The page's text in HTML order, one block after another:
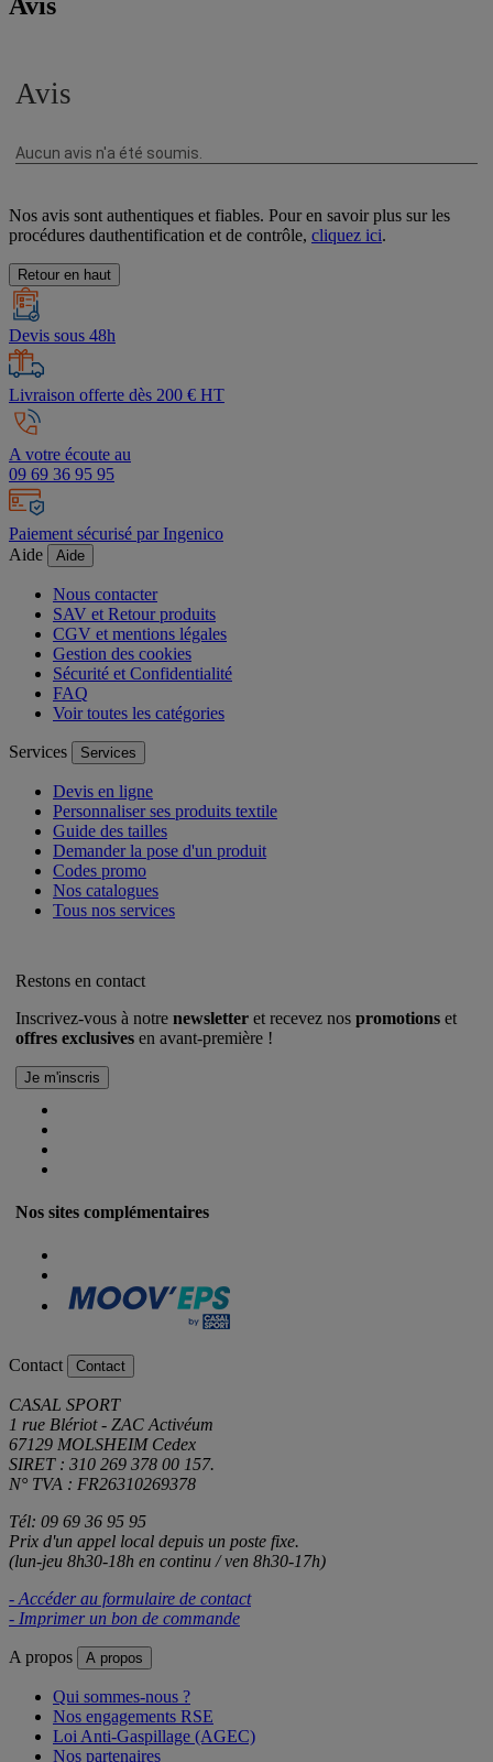
Avis
Nos avis sont authentiques et fiables. Pour en savoir plus sur les
procédures dauthentification et de contrôle, cliquez ici.
Retour en haut
Devis sous 48h
Livraison offerte dès 200 € HT
A votre écoute au
09 69 36 95 95
Paiement sécurisé par Ingenico
Aide
Aide
Nous contacter
SAV et Retour produits
CGV et mentions légales
Gestion des cookies
Sécurité et Confidentialité
FAQ
Voir toutes les catégories
Services Services
Devis en ligne
Personnaliser ses produits textile
Guide des tailles
Demander la pose d'un produit
Codes promo
Nos catalogues
Tous nos services
Restons en contact
Inscrivez-vous à notre newsletter et recevez nos promotions et
offres exclusives en avant-première !
Nos sites complémentaires
Contact Contact
CASAL SPORT
1 rue Blériot - ZAC Activéum
67129 MOLSHEIM Cedex
SIRET : 310 269 378 00 157.
N° TVA : FR26310269378
Tél: 09 69 36 95 95
Prix d'un appel local depuis un poste fixe.
(lun-jeu 8h30-18h en continu / ven 8h30-17h)
- Accéder au formulaire de contact
- Imprimer un bon de commande
A propos A propos
Qui sommes-nous ?
Nos engagements RSE
Loi Anti-Gaspillage (AGEC)
Nos partenaires